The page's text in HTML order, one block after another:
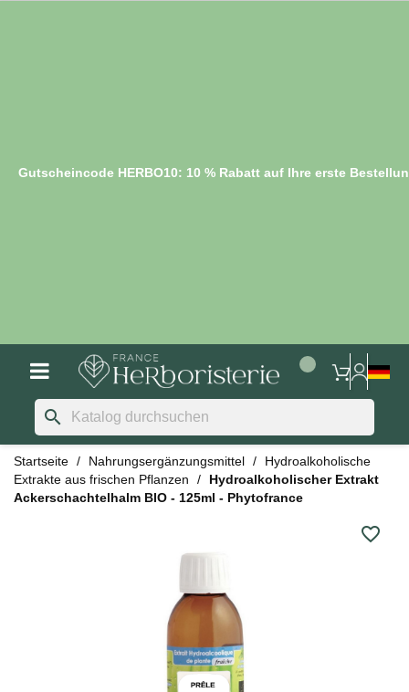
Gutscheincode HERBO10: 10 % Rabatt auf Ihre erste
search
Startseite Nahrungsergänzungsmittel
Hydroalkoholische
Extrakte aus frischen Pflanzen
Hydroalkoholischer Extrakt
Ackerschachtelhalm BIO - 125ml - Phytofrance
favorite_border